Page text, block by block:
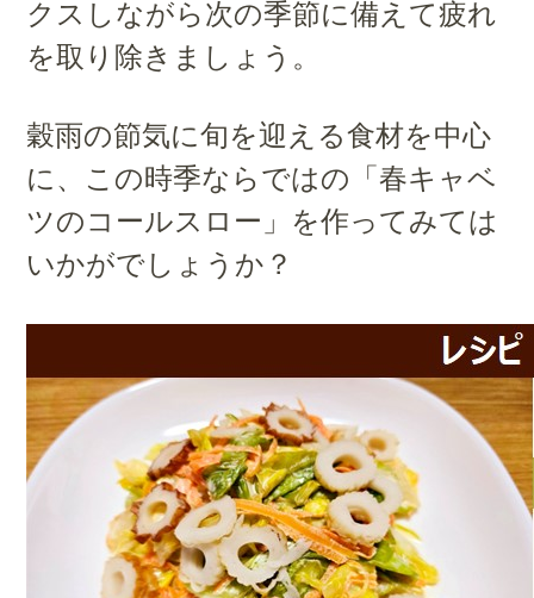
クスしながら次の季節に備えて疲れ
を取り除きましょう。
穀雨の節気に旬を迎える食材を中心
に、この時季ならではの「春キャベ
ツのコールスロー」を作ってみては
いかがでしょうか？